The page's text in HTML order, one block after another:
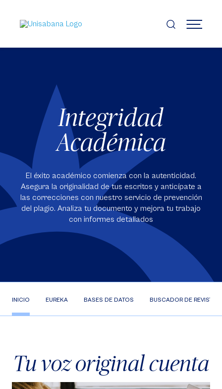
contenido
principal
MENÚ
Integridad
Académica
El éxito académico comienza con la autenticidad.
Asegura la originalidad de tus escritos y anticípate a
las correcciones con nuestro servicio de prevención
del plagio. Analiza tu documento y mejora tu trabajo
con informes detallados
INICIO EUREKA BASES DE DATOS BUSCADOR DE REVISTAS
Tu voz original cuenta